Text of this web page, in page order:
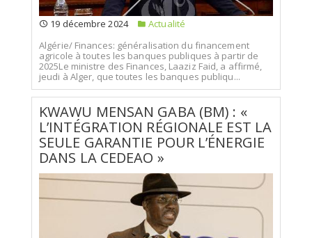
19 décembre 2024
Actualité
Algérie/ Finances: généralisation du financement
agricole à toutes les banques publiques à partir de
2025Le ministre des Finances, Laaziz Faid, a affirmé,
jeudi à Alger, que toutes les banques publiqu...
KWAWU MENSAN GABA (BM) : «
L’INTÉGRATION RÉGIONALE EST LA
SEULE GARANTIE POUR L’ÉNERGIE
DANS LA CEDEAO »